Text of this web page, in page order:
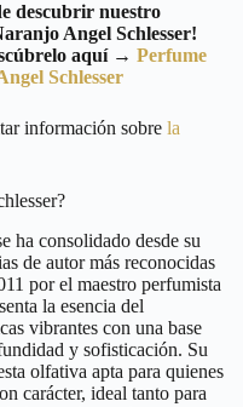
descubrir nuestro
Angel Schlesser!
aquí → Perfume
Schlesser
información sobre la
ha consolidado desde su
de autor más reconocidas
por el maestro perfumista
la esencia del
vibrantes con una base
y sofisticación. Su
olfativa apta para quienes
carácter, ideal tanto para